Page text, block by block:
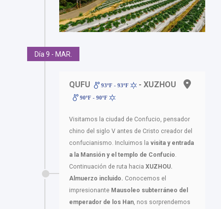
Día 9 - MAR.
QUFU 93ºF - 93ºF - XUZHOU
90ºF - 90ºF
Visitamos la ciudad de Confucio, pensador
chino del siglo V antes de Cristo creador del
confucianismo. Incluimos la visita y entrada
a la Mansión y el templo de Confucio.
Continuación de ruta hacia XUZHOU.
Almuerzo incluido. Conocemos el
impresionante Mausoleo subterráneo del
emperador de los Han, nos sorprendemos